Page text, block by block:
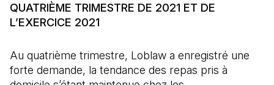
QUATRIÈME TRIMESTRE DE 2021 ET DE
L’EXERCICE 2021
Au quatrième trimestre, Loblaw a enregistré une
forte demande, la tendance des repas pris à